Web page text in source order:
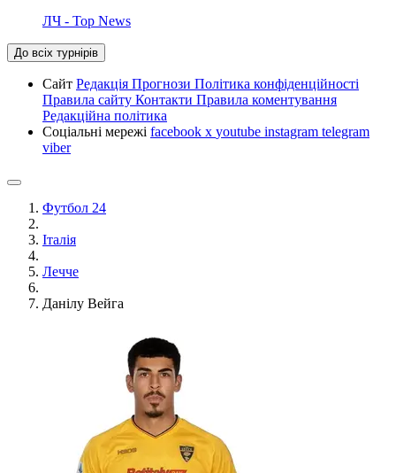
ЛЧ - Top News
До всіх турнірів
Сайт Редакція Прогнози Політика конфіденційності
Правила сайту Контакти Правила коментування
Редакційна політика
Соціальні мережі facebook x youtube instagram telegram
viber
Футбол 24
Італія
Лечче
Данілу Вейга